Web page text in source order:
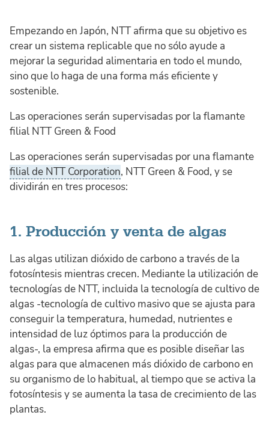
Empezando en Japón, NTT afirma que su objetivo es
crear un sistema replicable que no sólo ayude a
mejorar la seguridad alimentaria en todo el mundo,
sino que lo haga de una forma más eficiente y
sostenible.
Las operaciones serán supervisadas por la flamante
filial NTT Green & Food
Las operaciones serán supervisadas por una flamante
filial de NTT Corporation, NTT Green & Food, y se
dividirán en tres procesos:
1. Producción y venta de algas
Las algas utilizan dióxido de carbono a través de la
fotosíntesis mientras crecen. Mediante la utilización de
tecnologías de NTT, incluida la tecnología de cultivo de
algas -tecnología de cultivo masivo que se ajusta para
conseguir la temperatura, humedad, nutrientes e
intensidad de luz óptimos para la producción de
algas-, la empresa afirma que es posible diseñar las
algas para que almacenen más dióxido de carbono en
su organismo de lo habitual, al tiempo que se activa la
fotosíntesis y se aumenta la tasa de crecimiento de las
plantas.